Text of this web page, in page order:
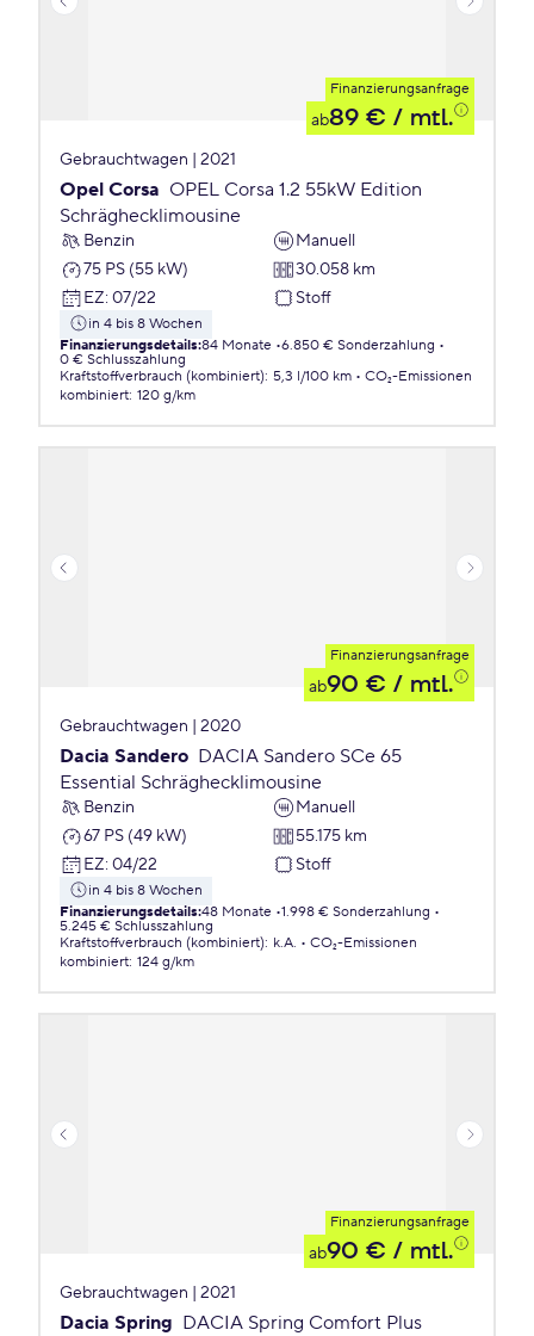
Finanzierungsanfrage
ab89 € / mtl.
Gebrauchtwagen | 2021
Opel Corsa OPEL Corsa 1.2 55kW Edition
Schräghecklimousine
Benzin
Manuell
75 PS (55 kW)
30.058 km
EZ: 07/22 Stoff
in 4 bis 8 Wochen
Finanzierungsdetails:84 Monate 6.850 € Sonderzahlung
0 € Schlusszahlung
Kraftstoffverbrauch (kombiniert): 5,3 l/100 km
CO₂-Emissionen
kombiniert: 120 g/km
Finanzierungsanfrage
ab90 € / mtl.
Gebrauchtwagen | 2020
Dacia Sandero DACIA Sandero SCe 65
Essential Schräghecklimousine
Benzin
Manuell
67 PS (49 kW)
55.175 km
EZ: 04/22 Stoff
in 4 bis 8 Wochen
Finanzierungsdetails:48 Monate 1.998 € Sonderzahlung
5.245 € Schlusszahlung
Kraftstoffverbrauch (kombiniert): k.A.
CO₂-Emissionen
kombiniert: 124 g/km
Finanzierungsanfrage
ab90 € / mtl.
Gebrauchtwagen | 2021
Dacia Spring DACIA Spring Comfort Plus